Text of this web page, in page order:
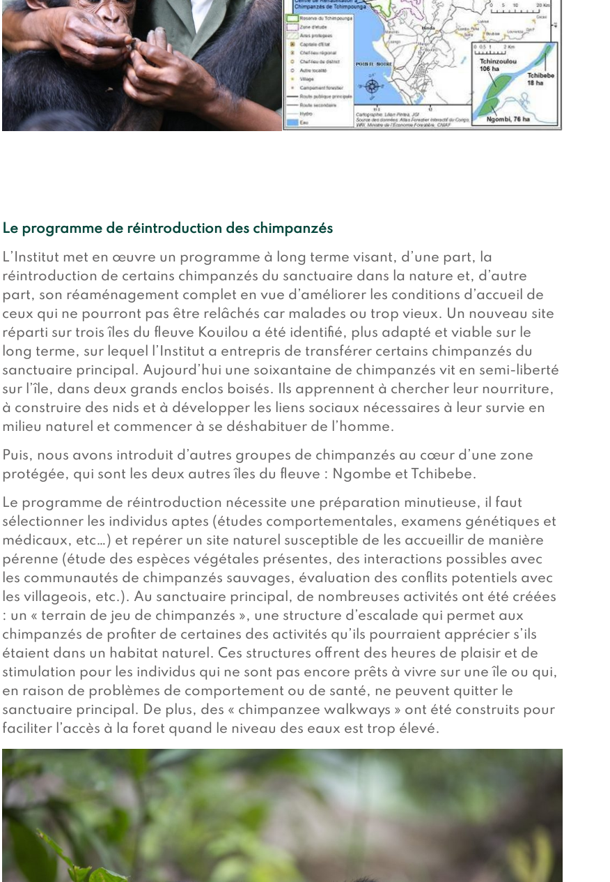
Le programme de réintroduction des chimpanzés
L’Institut met en œuvre un programme à long terme visant, d’une part, la
réintroduction de certains chimpanzés du sanctuaire dans la nature et, d’autre
part, son réaménagement complet en vue d’améliorer les conditions d’accueil de
ceux qui ne pourront pas être relâchés car malades ou trop vieux. Un nouveau site
réparti sur trois îles du fleuve Kouilou a été identifié, plus adapté et viable sur le
long terme, sur lequel l’Institut a entrepris de transférer certains chimpanzés du
sanctuaire principal. Aujourd’hui une soixantaine de chimpanzés vit en semi-liberté
sur l’île, dans deux grands enclos boisés. Ils apprennent à chercher leur nourriture,
à construire des nids et à développer les liens sociaux nécessaires à leur survie en
milieu naturel et commencer à se déshabituer de l’homme.
Puis, nous avons introduit d’autres groupes de chimpanzés au cœur d’une zone
protégée, qui sont les deux autres îles du fleuve : Ngombe et Tchibebe.
Le programme de réintroduction nécessite une préparation minutieuse, il faut
sélectionner les individus aptes (études comportementales, examens génétiques et
médicaux, etc…) et repérer un site naturel susceptible de les accueillir de manière
pérenne (étude des espèces végétales présentes, des interactions possibles avec
les communautés de chimpanzés sauvages, évaluation des conflits potentiels avec
les villageois, etc.). Au sanctuaire principal, de nombreuses activités ont été créées
: un « terrain de jeu de chimpanzés », une structure d’escalade qui permet aux
chimpanzés de profiter de certaines des activités qu’ils pourraient apprécier s’ils
étaient dans un habitat naturel. Ces structures offrent des heures de plaisir et de
stimulation pour les individus qui ne sont pas encore prêts à vivre sur une île ou qui,
en raison de problèmes de comportement ou de santé, ne peuvent quitter le
sanctuaire principal. De plus, des « chimpanzee walkways » ont été construits pour
faciliter l’accès à la foret quand le niveau des eaux est trop élevé.